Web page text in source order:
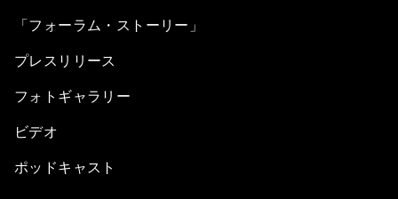
「フォーラム・ストーリー」
プレスリリース
フォトギャラリー
ビデオ
ポッドキャスト